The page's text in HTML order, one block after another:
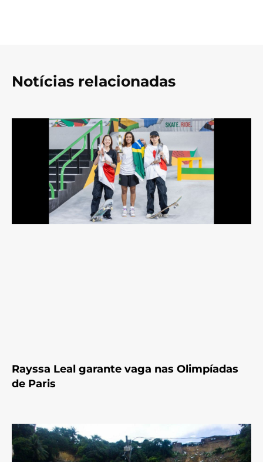
Notícias relacionadas
Rayssa Leal garante vaga nas Olimpíadas
de Paris